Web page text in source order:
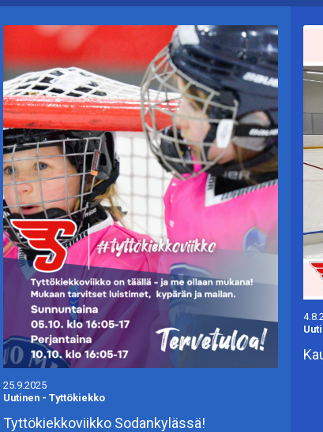
25.9.2025
Uutinen - Tyttökiekko
Tyttökiekkoviikko Sodankylässä!